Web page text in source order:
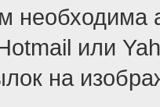
или
на